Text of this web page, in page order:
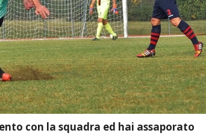
con la squadra ed hai assaporato